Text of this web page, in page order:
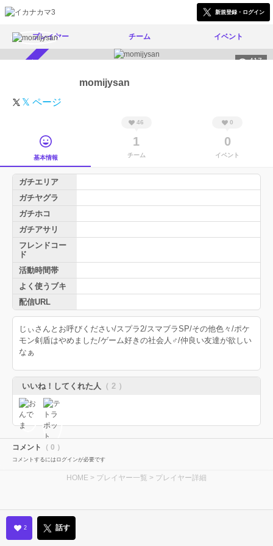
新規登録・ログイン
プレイヤー チーム イベント
417
momijysan
𝕏 ページ
基本情報
46
1
チーム
0
0
イベント
ガチエリア
ガチヤグラ
ガチホコ
ガチアサリ
フレンドコー
ド
活動時間帯
よく使うブキ
配信URL
じぃさんとお呼びください/スプラ2/スマブラSP/その他色々/ポケ
モン剣盾はやめました/ゲーム好きの社会人♂/仲良い友達が欲しい
なぁ
いいね！してくれた人 （ 2 ）
コメント （ 0 ）
コメントするにはログインが必要です
HOME > プレイヤー一覧 > プレイヤー詳細
2 話す